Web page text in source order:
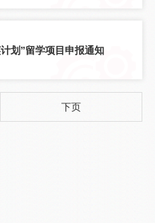
划”留学项目申报通知
下页